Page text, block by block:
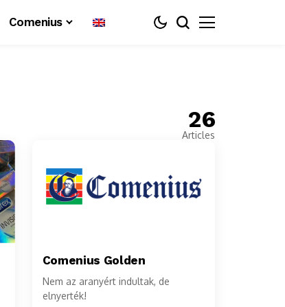
Comenius
26
Articles
Comenius Golden
Nem az aranyért indultak, de
elnyerték!